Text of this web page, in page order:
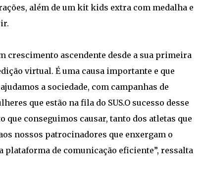
além de um kit kids extra com medalha e
crescimento ascendente desde a sua primeira
virtual. É uma causa importante e que
a sociedade, com campanhas de
que estão na fila do SUS.O sucesso desse
conseguimos causar, tanto dos atletas que
nossos patrocinadores que enxergam o
plataforma de comunicação eficiente”, ressalta